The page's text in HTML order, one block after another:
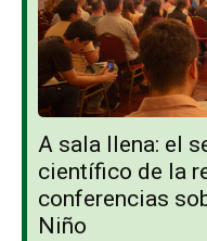
A sala llena: el
científico de la
conferencias
Niño